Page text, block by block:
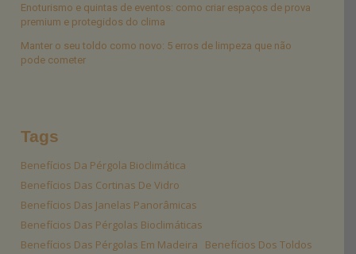
Enoturismo e quintas de eventos: como criar espaços de prova
premium e protegidos do clima
Manter o seu toldo como novo: 5 erros de limpeza que não
pode cometer
Tags
Benefícios Da Pérgola Bioclimática
Benefícios Das Cortinas De Vidro
Benefícios Das Janelas Panorâmicas
Benefícios Das Pérgolas Bioclimáticas
Benefícios Das Pérgolas Em Madeira
Benefícios Dos Toldos